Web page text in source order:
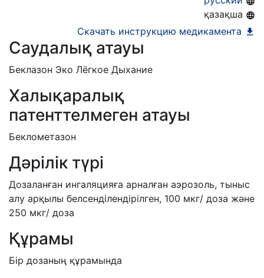
амбулаторного лекарственного обеспечения)
ЕД (Включено в Список ЛС в рамках ГОБМП,
подлежащих закупу у Единого
дистрибьютора)
қазақша
Скачать инструкцию медикамента
Саудалық атауы
Беклазон Эко Лёгкое Дыхание
Халықаралық
патенттелмеген атауы
Беклометазон
Дәрілік түрі
Дозаланған ингаляцияға арналған аэрозоль, тыныс
алу арқылы белсенділендірілген, 100 мкг/ доза және
250 мкг/ доза
Құрамы
Бір дозаның құрамында